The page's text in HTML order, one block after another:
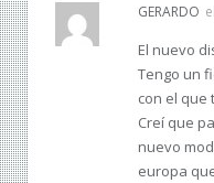
GERARDO el
El nuevo
Tengo un
con el que
Creí que
nuevo
europa